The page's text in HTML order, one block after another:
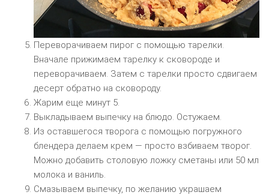
Переворачиваем пирог с помощью тарелки.
Вначале прижимаем тарелку к сковороде и
переворачиваем. Затем с тарелки просто сдвигаем
десерт обратно на сковороду.
Жарим еще минут 5.
Выкладываем выпечку на блюдо. Остужаем.
Из оставшегося творога с помощью погружного
блендера делаем крем — просто взбиваем творог.
Можно добавить столовую ложку сметаны или 50 мл
молока и ваниль.
Смазываем выпечку, по желанию украшаем